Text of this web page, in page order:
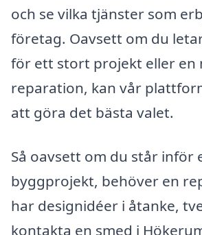
och se vilka tjänster som
företag. Oavsett om du
för ett stort projekt eller en
reparation, kan vår
att göra det bästa valet.
Så oavsett om du står inför
byggprojekt, behöver en
har designidéer i åtanke,
kontakta en smed i